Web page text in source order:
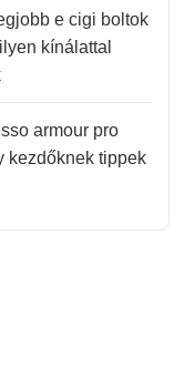
e cigi boltok
kínálattal
armour pro
kezdőknek tippek